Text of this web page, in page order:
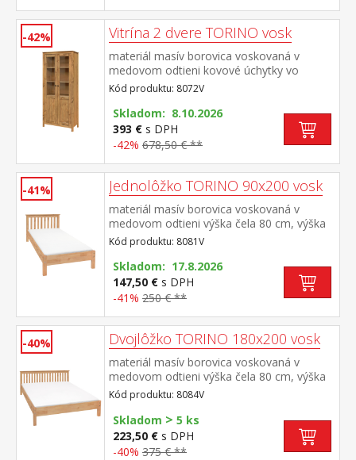
-42% Vitrína 2 dvere TORINO vosk
materiál masív borovica voskovaná v
medovom odtieni kovové úchytky vo
farebnom prevedení černená mosadz dvoje
čiastočne presklené dvere, štyri police
Kód produktu: 8072V
Skladom: 8.10.2026
393 € s DPH
-42% 678,50 € **
-41% Jednolôžko TORINO 90x200 vosk
materiál masív borovica voskovaná v
medovom odtieni výška čela 80 cm, výška
sedu 38 cm, cena bez roštu a
matraca minimálna odporúčaná výška
matraca 15 cm odporúčaný rozmer
matraca 90 × 200 cm a rošt R1 odporúčaná
nosnosť do 120 kg
Kód produktu: 8081V
Skladom: 17.8.2026
147,50 € s DPH
-41% 250 € **
-40% Dvojlôžko TORINO 180x200 vosk
materiál masív borovica voskovaná v
medovom odtieni výška čela 80 cm, výška
sedu 38 cm, cena bez roštu a
matraca minimálna odporúčaná výška
matraca 15 cm odporúčaný rozmer
matraca 180 × 200 cm alebo 2 kusy 90 ×
200 cm a rošt R4 alebo 2 kusy
Kód produktu: 8084V
Skladom > 5 ks
223,50 € s DPH
-40% 375 € **